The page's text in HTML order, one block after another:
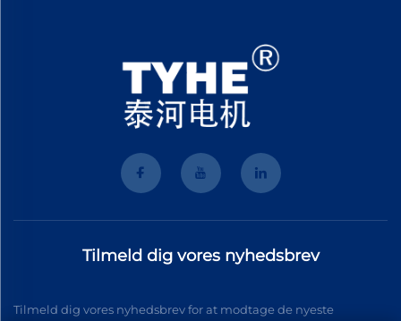
Tilmeld dig vores nyhedsbrev
Tilmeld dig vores nyhedsbrev for at modtage de nyeste